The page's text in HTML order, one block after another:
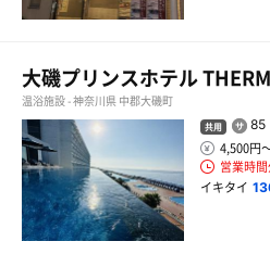
大磯プリンスホテル
温浴施設 - 神奈川県 中郡大磯町
共用 85
4,500円
営業時
イキタイ